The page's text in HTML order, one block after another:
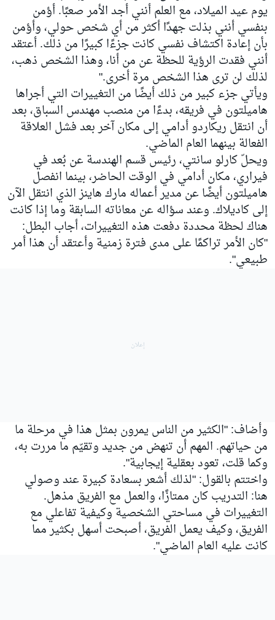
يوم عيد الميلاد، مع العلم أنني أجد الأمر صعبًا. أؤمن
بنفسي أنني بذلت جهدًا أكثر من أي شخص حولي، وأؤمن
بأن إعادة اكتشاف نفسي كانت جزءًا كبيرًا من ذلك. أعتقد
أنني فقدت الرؤية للحظة عن من أنا، وهذا الشخص ذهب،
لذلك لن ترى هذا الشخص مرة أخرى."
ويأتي جزء كبير من ذلك أيضًا من التغييرات التي أجراها
هاميلتون في فريقه، بدءًا من منصب مهندس السباق، بعد
أن انتقل ريكاردو أدامي إلى مكان آخر بعد فشل العلاقة
الفعالة بينهما العام الماضي.
ويحلّ كارلو سانتي، رئيس قسم الهندسة عن بُعد في
فيراري، مكان أدامي في الوقت الحاضر، بينما انفصل
هاميلتون أيضًا عن مدير أعماله مارك هاينز الذي انتقل الآن
إلى كاديلاك. وعند سؤاله عن معاناته السابقة وما إذا كانت
هناك لحظة محددة دفعت هذه التغييرات، أجاب البطل:
"كان الأمر تراكمًا على مدى فترة زمنية وأعتقد أن هذا أمر
طبيعي".
وأضاف: "الكثير من الناس يمرون بمثل هذا في مرحلة ما
من حياتهم. المهم أن تنهض من جديد وتقيّم ما مررت به،
وكما قلت، تعود بعقلية إيجابية".
واختتم بالقول: "لذلك أشعر بسعادة كبيرة عند وصولي
هنا: التدريب كان ممتازًا، والعمل مع الفريق مذهل.
التغييرات في مساحتي الشخصية وكيفية تفاعلي مع
الفريق، وكيف يعمل الفريق، أصبحت أسهل بكثير مما
كانت عليه العام الماضي".